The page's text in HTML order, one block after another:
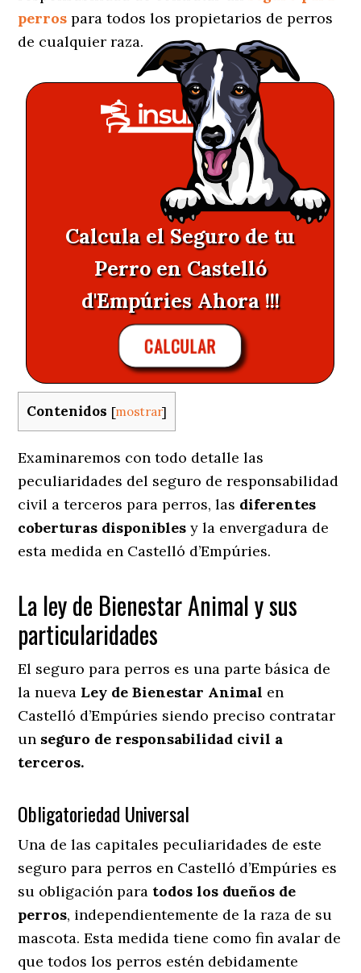
perros para todos los propietarios de perros
de cualquier raza.
Calcula el Seguro de tu
Perro en Castelló
d'Empúries Ahora !!!
CALCULAR
Contenidos [mostrar]
Examinaremos con todo detalle las
peculiaridades del seguro de responsabilidad
civil a terceros para perros, las diferentes
coberturas disponibles y la envergadura de
esta medida en Castelló d’Empúries.
La ley de Bienestar Animal y sus
particularidades
El seguro para perros es una parte básica de
la nueva Ley de Bienestar Animal en
Castelló d’Empúries siendo preciso contratar
un seguro de responsabilidad civil a
terceros.
Obligatoriedad Universal
Una de las capitales peculiaridades de este
seguro para perros en Castelló d’Empúries es
su obligación para todos los dueños de
perros, independientemente de la raza de su
mascota. Esta medida tiene como fin avalar de
que todos los perros estén debidamente